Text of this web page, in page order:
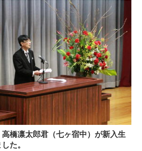
凛太郎君（七ヶ宿中）が新入生
た。